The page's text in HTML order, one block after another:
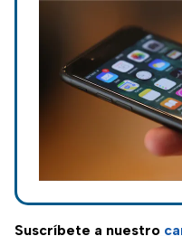
Suscríbete a nuestro